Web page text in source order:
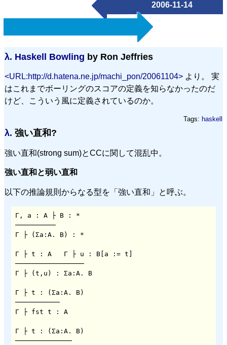
2006-11-14
λ. Haskell Bowling by Ron Jeffries
<URL:http://d.hatena.ne.jp/machi_pon/20061104> より。 実
はこれまでボーリングのスコアの定義を知らなかったのだ
けど、こういう風に定義されているのか。
Tags: haskell
λ. 強い直和?
強い直和(strong sum)とCCに関して混乱中。
強い直和と弱い直和
以下の推論規則からなる型を「強い直和」と呼ぶ。
Γ, a : A ├ B : *
──────────
Γ ├ (Σa:A. B) : *
Γ ├ t : A   Γ ├ u : B[a := t]
─────────────────
Γ ├ (t,u) : Σa:A. B
Γ ├ t : (Σa:A. B)
───────────
Γ ├ fst t : A
Γ ├ t : (Σa:A. B)
──────────────